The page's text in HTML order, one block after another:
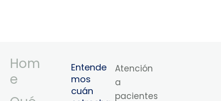
Hom
e
Entende
mos
cuán
Atención
a
pacientes